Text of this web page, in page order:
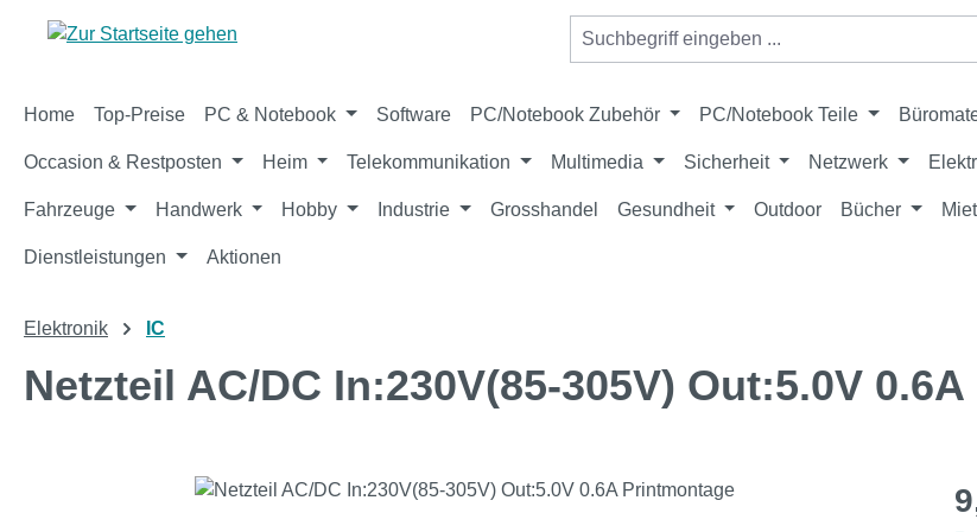
Hauptinhalt springen
Zur Suche springen
Zur Hauptnavigation springen
Home Top-Preise PC & Notebook Software PC/Notebook Zubehör PC/Notebook Teile
Occasion & Restposten Heim Telekommunikation Multimedia Sicherheit Netzwerk
Fahrzeuge Handwerk Hobby Industrie Grosshandel Gesundheit Outdoor Bücher
Dienstleistungen Aktionen
Elektronik IC
Netzteil AC/DC In:230V(85-305V) Out:5.0V